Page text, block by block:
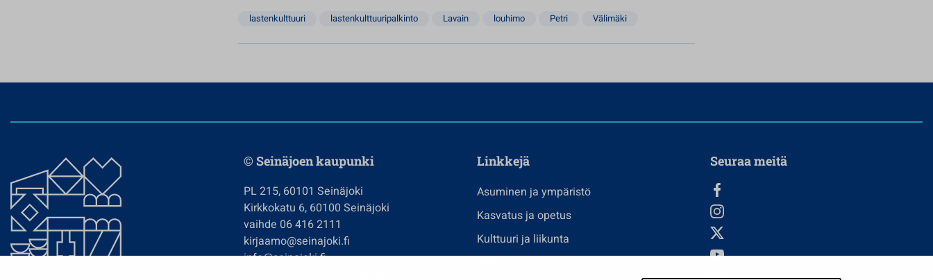
lastenkulttuuri lastenkulttuuripalkinto Lavain louhimo Petri Välimäki
© Seinäjoen kaupunki
PL 215, 60101 Seinäjoki
Kirkkokatu 6, 60100 Seinäjoki
vaihde 06 416 2111
kirjaamo@seinajoki.fi
info@seinajoki.fi
Linkkejä
Asuminen ja ympäristö
Kasvatus ja opetus
Kulttuuri ja liikunta
Seuraa meitä